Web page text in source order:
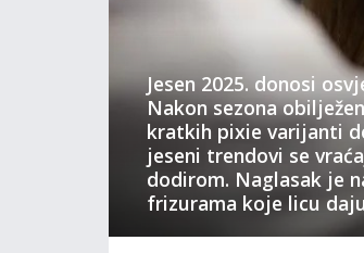
Jesen 2025. donosi
Nakon sezona
kratkih pixie varijanti
jeseni trendovi se
dodirom. Naglasak je
frizurama koje licu